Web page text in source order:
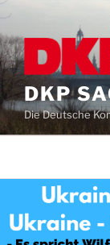
DKP
Die Deutsche